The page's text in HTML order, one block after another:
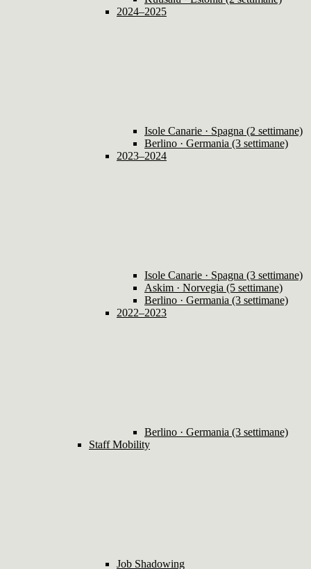
2024–2025
Isole Canarie · Spagna (2 settimane)
Berlino · Germania (3 settimane)
2023–2024
Isole Canarie · Spagna (3 settimane)
Askim · Norvegia (5 settimane)
Berlino · Germania (3 settimane)
2022–2023
Berlino · Germania (3 settimane)
Staff Mobility
Job Shadowing